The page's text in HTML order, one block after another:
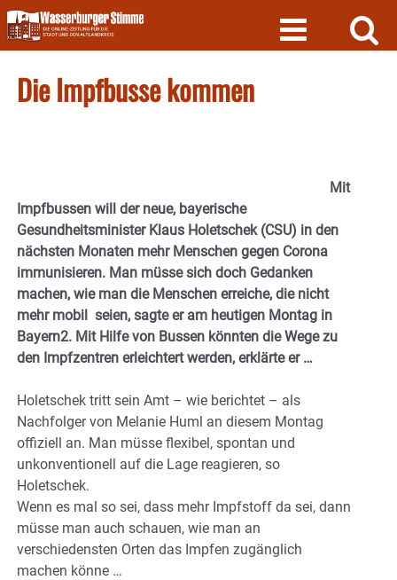
Skip
to
content
Die Impfbusse kommen
Mit
Impfbussen will der neue, bayerische
Gesundheitsminister Klaus Holetschek (CSU) in den
nächsten Monaten mehr Menschen gegen Corona
immunisieren. Man müsse sich doch Gedanken
machen, wie man die Menschen erreiche, die nicht
mehr mobil seien, sagte er am heutigen Montag in
Bayern2. Mit Hilfe von Bussen könnten die Wege zu
den Impfzentren erleichtert werden, erklärte er …
Holetschek tritt sein Amt – wie berichtet – als
Nachfolger von Melanie Huml an diesem Montag
offiziell an. Man müsse flexibel, spontan und
unkonventionell auf die Lage reagieren, so
Holetschek.
Wenn es mal so sei, dass mehr Impfstoff da sei, dann
müsse man auch schauen, wie man an
verschiedensten Orten das Impfen zugänglich
machen könne …